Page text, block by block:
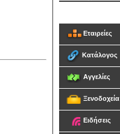
Εταιρείες
Κατάλογος
Αγγελίες
Ξενοδοχεία
Ειδήσεις